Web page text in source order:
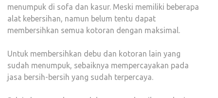
menumpuk di sofa dan kasur. Meski memiliki beberapa
alat kebersihan, namun belum tentu dapat
membersihkan semua kotoran dengan maksimal.
Untuk membersihkan debu dan kotoran lain yang
sudah menumpuk, sebaiknya mempercayakan pada
jasa bersih-bersih yang sudah terpercaya.